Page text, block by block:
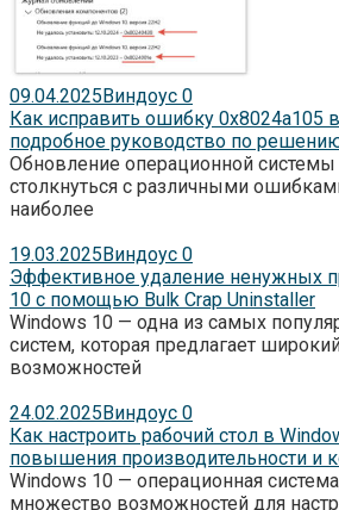
09.04.2025 Виндоус 0
Как исправить ошибку 0x8024a105
подробное руководство по
Обновление операционной
столкнуться с различными
наиболее
19.03.2025 Виндоус 0
Эффективное удаление ненужных
10 с помощью Bulk Crap Uninstaller
Windows 10 — одна из самых
систем, которая предлагает
возможностей
24.02.2025 Виндоус 0
Как настроить рабочий стол в
повышения производительности и
Windows 10 — операционная
множество возможностей для